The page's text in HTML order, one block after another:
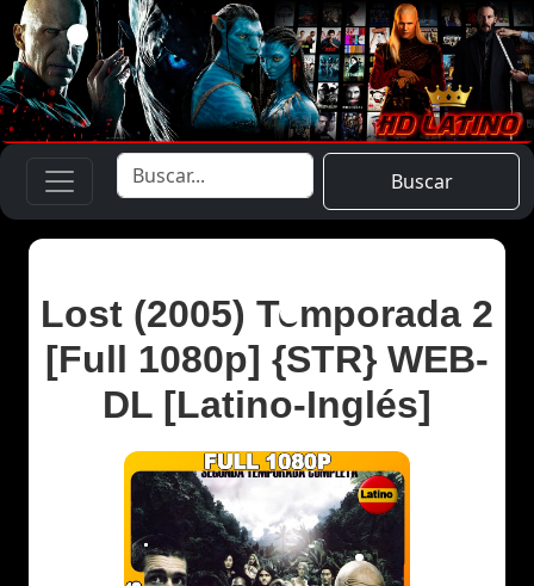
Buscar
Lost (2005) Temporada 2
[Full 1080p] {STR} WEB-
DL [Latino-Inglés]